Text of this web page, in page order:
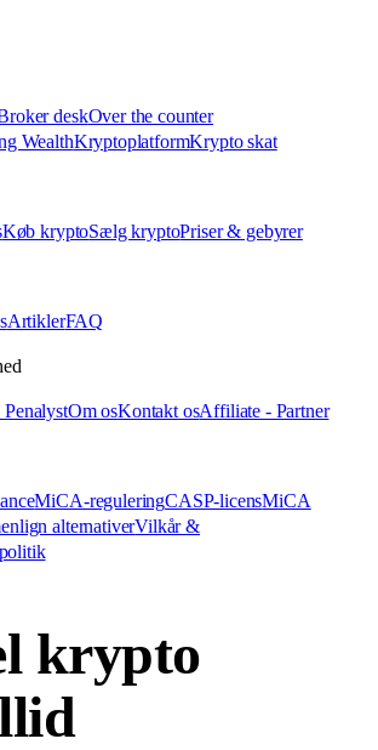
deskOver the counter
WealthKryptoplatformKrypto skat
Køb kryptoSælg kryptoPriser & gebyrer
ArtiklerFAQ
PenalystOm osKontakt osAffiliate - Partner
MiCA-reguleringCASP-licensMiCA
alternativerVilkår &
krypto